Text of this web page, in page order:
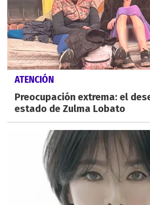
ATENCIÓN
Preocupación extrema: el
estado de Zulma Lobato